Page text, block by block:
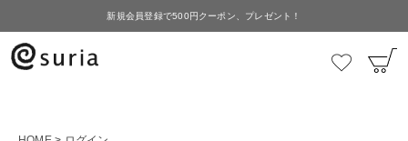
新規会員登録で500円クーポン、プレゼント！